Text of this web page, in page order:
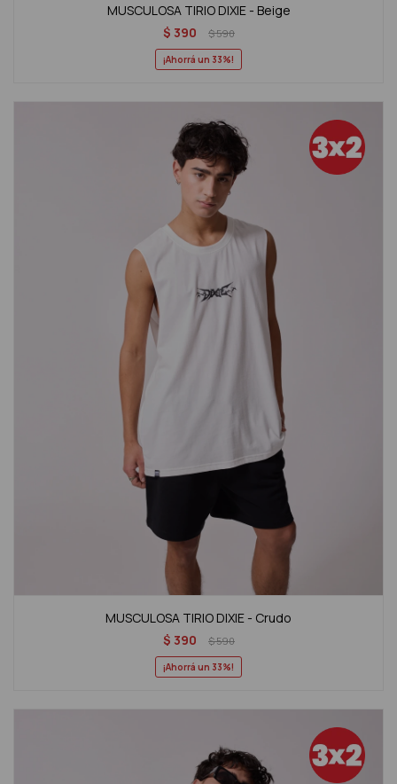
MUSCULOSA TIRIO DIXIE - Beige
$ 390 $590
33
MUSCULOSA TIRIO DIXIE - Crudo
$ 390 $590
33